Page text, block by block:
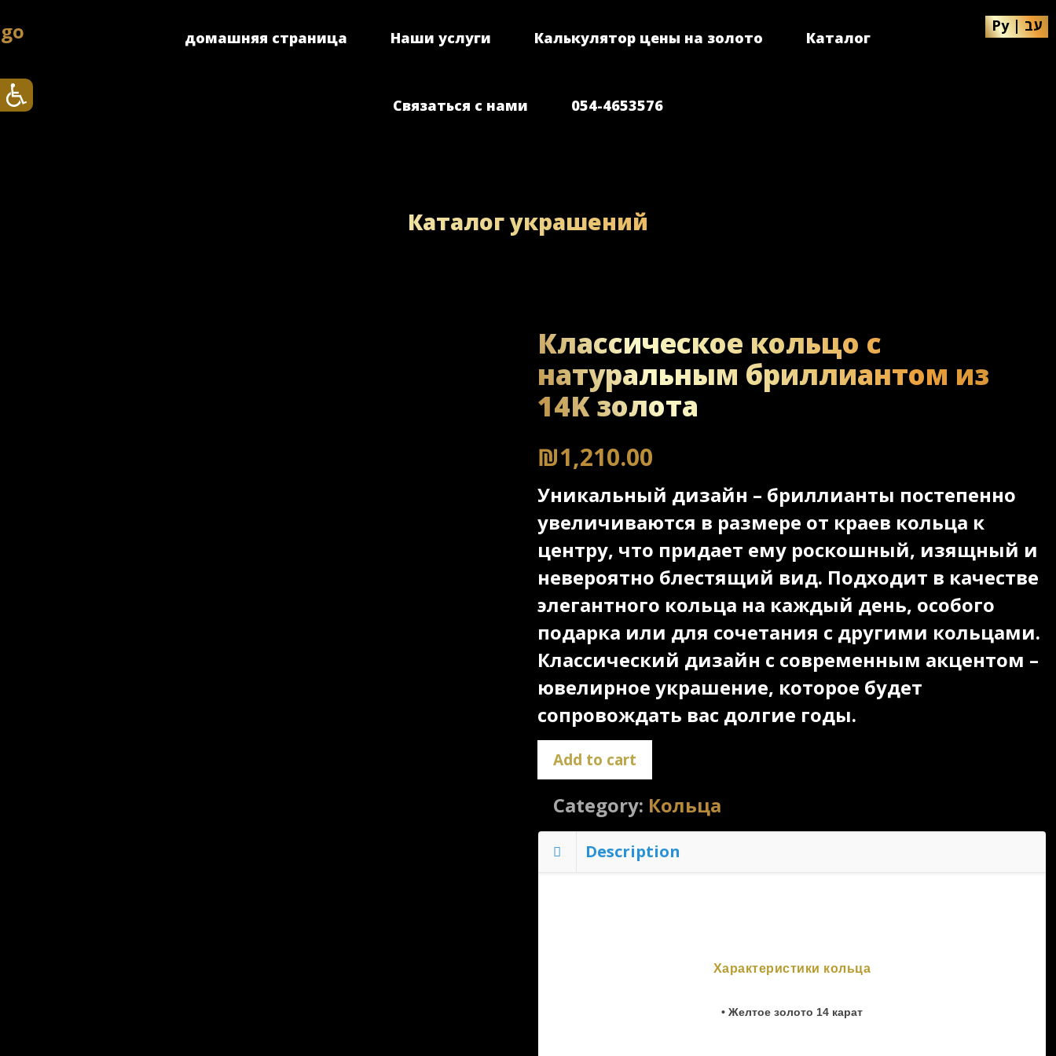
עב|
Ру
домашняя страница Наши услуги Калькулятор цены на золото Каталог
Связаться с нами 054-4653576
Каталог украшений
Классическое кольцо с
натуральным бриллиантом из
14K золота
₪1,210.00
Уникальный дизайн – бриллианты постепенно
увеличиваются в размере от краев кольца к
центру, что придает ему роскошный, изящный и
невероятно блестящий вид. Подходит в качестве
элегантного кольца на каждый день, особого
подарка или для сочетания с другими кольцами.
Классический дизайн с современным акцентом –
ювелирное украшение, которое будет
сопровождать вас долгие годы.
Add to cart
Category: Кольца
Description
Характеристики кольца
• Желтое золото 14 карат